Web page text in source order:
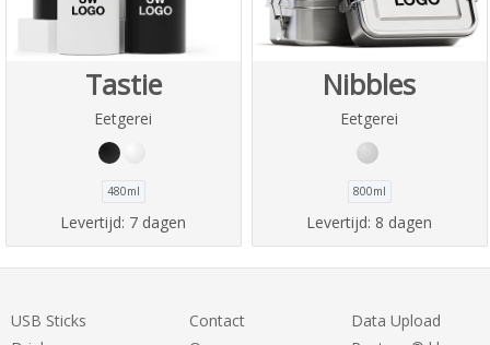
Tastie
Eetgerei
480ml
Levertijd: 7 dagen
Nibbles
Eetgerei
800ml
Levertijd: 8 dagen
USB Sticks
Contact
Data Upload